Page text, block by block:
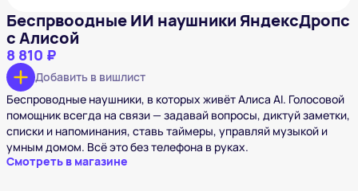
Беспрвоодные ИИ наушники ЯндексДропс
с Алисой
8 810 ₽
Добавить в вишлист
Беспроводные наушники, в которых живёт Алиса AI. Голосовой
помощник всегда на связи — задавай вопросы, диктуй заметки,
списки и напоминания, ставь таймеры, управляй музыкой и
умным домом. Всё это без телефона в руках.
Смотреть в магазине